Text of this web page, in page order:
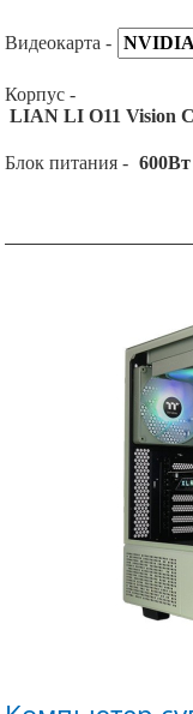
Видеокарта -
Корпус -
LIAN LI O11 Vision
Блок питания - 600Вт